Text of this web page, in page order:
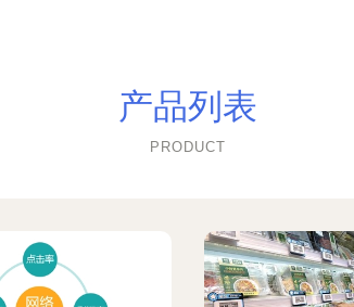
产品列表
PRODUCT